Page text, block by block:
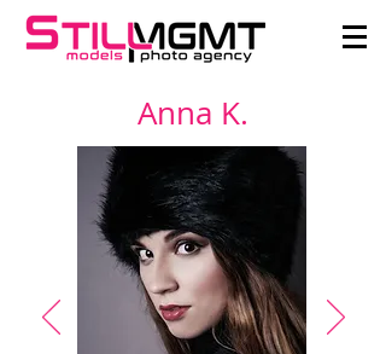
Anna K.